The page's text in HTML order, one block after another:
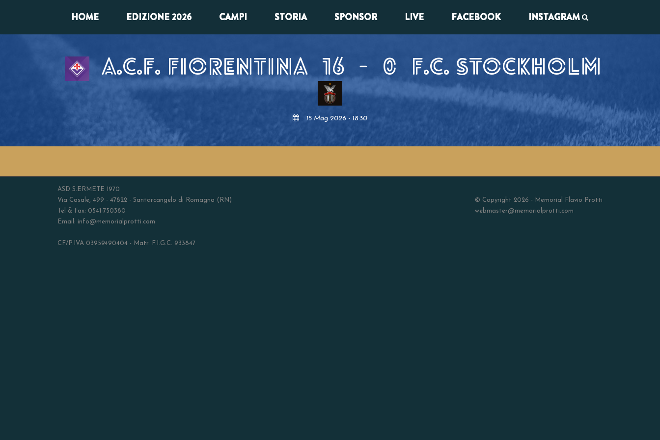
HOME EDIZIONE 2026 CAMPI STORIA SPONSOR LIVE FACEBOOK INSTAGRAM
A.C.F. FIORENTINA 16 - 0 F.C. STOCKHOLM
15 Mag 2026 - 18:30
ASD S.ERMETE 1970
Via Casale, 499 - 47822 - Santarcangelo di Romagna (RN)
Tel & Fax: 0541-750380
Email: info@memorialprotti.com
CF/P.IVA 03959490404 - Matr. F.I.G.C. 933847
© Copyright 2026 - Memorial Flavio Protti
webmaster@memorialprotti.com